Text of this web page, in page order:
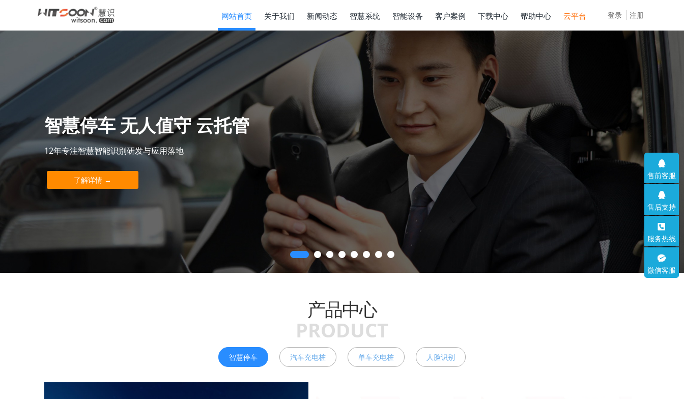
登录 注册
网站首页 关于我们 新闻动态 智慧系统 智能设备 客户案例 下载中心 帮助中心 云平台
电动汽车充电设施 三年倍增
积极响应国家政策，完善充电设施服务网络，促进新能源汽车消费
了解详情 →
产品中心
PRODUCT
智慧停车 汽车充电桩 单车充电桩 人脸识别
售前客服
售后支持
服务热线
微信客服